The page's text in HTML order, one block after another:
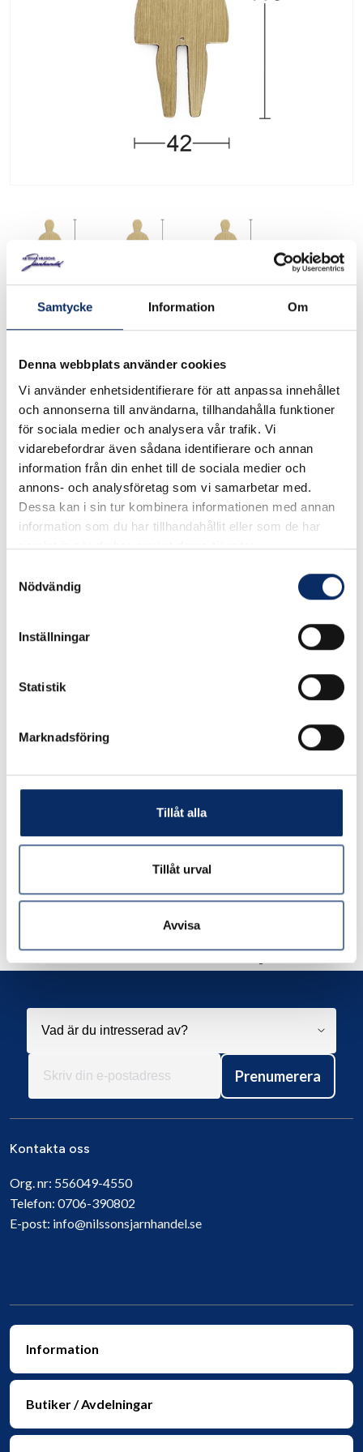
Samtycke Information Om
Denna webbplats använder cookies
Vi använder enhetsidentifierare för att anpassa innehållet
och annonserna till användarna, tillhandahålla funktioner
för sociala medier och analysera vår trafik. Vi
vidarebefordrar även sådana identifierare och annan
information från din enhet till de sociala medier och
annons- och analysföretag som vi samarbetar med.
Dessa kan i sin tur kombinera informationen med annan
information som du har tillhandahållit eller som de har
samlat in när du har använt deras tjänster.
Nödvändig
Inställningar
Statistik
Marknadsföring
Tillåt alla
Tillåt urval
Avvisa
WC-skylt Dam, Herr,
Handikapp 306
Art. nr: 24877
Skylt av mässing.
Se måttskiss under produktinformation.
I lager
VäljModell
Välj Modell
remove Lägg i varukorg
Liknande produkter
Andra har även tittat på
Prenumerera
Kontakta oss
Org. nr: 556049-4550
Telefon: 0706-390802
E-post: info@nilssonsjarnhandel.se
Information
Butiker / Avdelningar